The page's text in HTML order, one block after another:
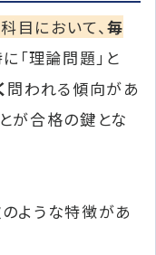
目において、毎
「理論問題」と
問われる傾向があ
が合格の鍵とな
ような特徴があ